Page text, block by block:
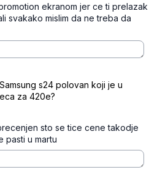
ekranom jer ce ti prelazak
svakako mislim da ne treba da
s24 polovan koji je u
za 420e?
sto se tice cene takodje
pasti u martu